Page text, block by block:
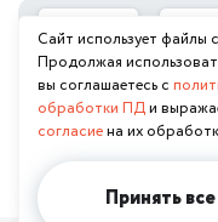
Отчет о продолжении
Сайт использует файлы
Продолжая
вы соглашаетесь с
обработки ПДи
согласиена их
Принять все